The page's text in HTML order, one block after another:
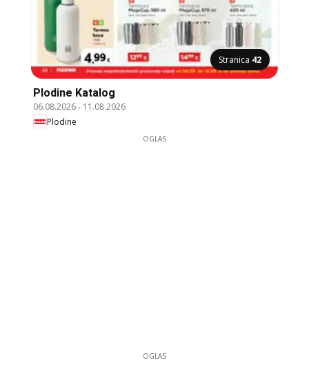
Stranica 42
Plodine Katalog
06.08.2026- 11.08.2026
Plodine
OGLAS
OGLAS